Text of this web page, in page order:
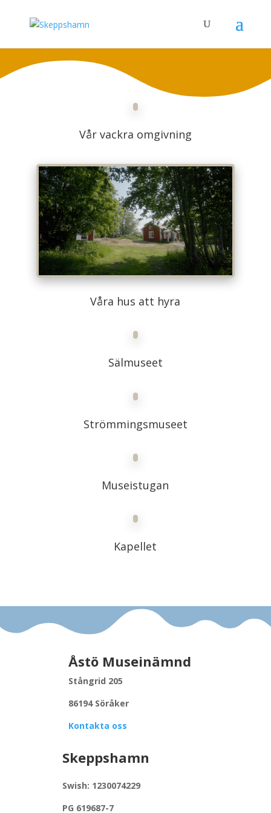
Vår vackra omgivning
Våra hus att hyra
Sälmuseet
Strömmingsmuseet
Museistugan
Kapellet
Åstö Museinämnd
Stångrid 205
86194 Söråker
Kontakta oss
Skeppshamn
Swish: 1230074229
PG 619687-7